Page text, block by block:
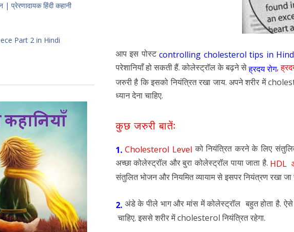
आप इस पोस्टcontrolling cholesterol tips in
परेशानियाँ हो सकती हैं. कोलेस्ट्रॉल के बढ़ने सेह्रदय रोग,
जरुरी है कि इसको नियंत्रित रखा जाय. अपने शरीर में
ध्यान देना चाहिए.
कुछ जरुरी बातें:
1. Cholesterol Level को नियंत्रित करने के लिए
अच्छा कोलेस्ट्रॉल और बुरा कोलेस्ट्रॉल पाया जाता है. HDL
संतुलित भोजन और नियमित व्यायाम से इसपर नियंत्रण रखा
2. अंडे के पीले भाग और मांस में कोलेस्ट्रॉल बहुत होता है.
चाहिए. इससे शरीर में cholesterol नियंत्रित रहेगा.
प्रेरणादायक हिंदी कहानी
Part 2 in Hindi